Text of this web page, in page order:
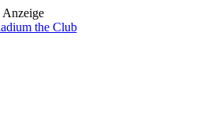
Anzeige